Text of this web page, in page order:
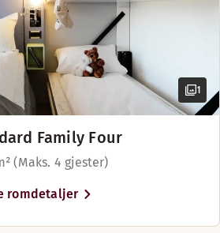
1
Family Four
(Maks. 4 gjester)
romdetaljer